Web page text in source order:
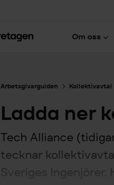
Om oss
Arbetsgivarguiden Kollektivavtal
Ladda ner
Tech Alliance
tecknar
Sveriges